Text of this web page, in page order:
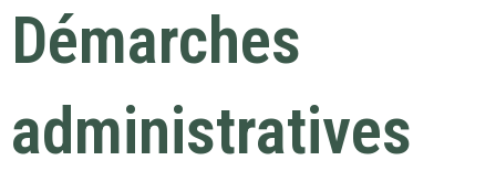
Démarches
administratives